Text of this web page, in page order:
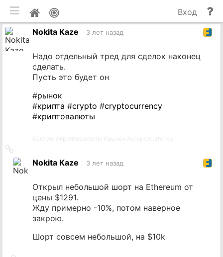
Мой
профиль
и
Вход
Nokita Kaze
3 лет назад
Надо отдельный тред для сделок наконец
сделать.
Пусть это будет он
#рынок
#крипта #crypto #cryptocurrency
#криптовалюты
на
источникNokita Kaze 3 лет назад
Открыл небольшой шорт на Ethereum от
цены $1291.
Жду примерно -10%, потом наверное
закрою.
Шорт совсем небольшой, на $10k
мобильная версия